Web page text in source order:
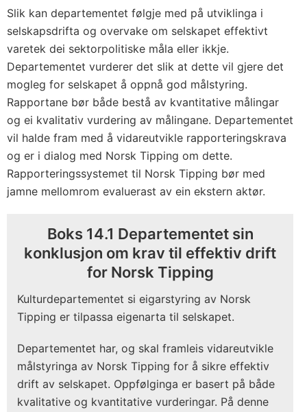
Slik kan departementet følgje med på utviklinga i
selskapsdrifta og overvake om selskapet effektivt
varetek dei sektorpolitiske måla eller ikkje.
Departementet vurderer det slik at dette vil gjere det
mogleg for selskapet å oppnå god målstyring.
Rapportane bør både bestå av kvantitative målingar
og ei kvalitativ vurdering av målingane. Departementet
vil halde fram med å vidareutvikle rapporteringskrava
og er i dialog med Norsk Tipping om dette.
Rapporteringssystemet til Norsk Tipping bør med
jamne mellomrom evaluerast av ein ekstern aktør.
Boks 14.1 Departementet sin
konklusjon om krav til effektiv drift
for Norsk Tipping
Kulturdepartementet si eigarstyring av Norsk
Tipping er tilpassa eigenarta til selskapet.
Departementet har, og skal framleis vidareutvikle
målstyringa av Norsk Tipping for å sikre effektiv
drift av selskapet. Oppfølginga er basert på både
kvalitative og kvantitative vurderingar. På denne